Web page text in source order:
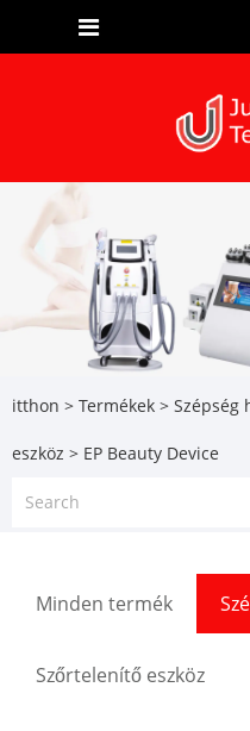
itthon > Termékek > Szépség
eszköz > EP Beauty Device
Minden termék
Szőrtelenítő eszköz